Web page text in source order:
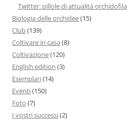
Twitter: pillole di attualità orchidofila
Biologia delle orchidee(15)
Club(139)
Coltivare in casa (8)
Coltivazione(120)
English edition (3)
Esemplari(14)
Eventi(150)
Foto (7)
I vostri successi(2)